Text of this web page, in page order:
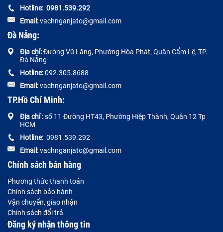
Hotline: 0981.539.292
Email:vachnganjato@gmail.com
Đà Nẵng:
Địa chỉ:Đường Vũ Lăng, Phường Hòa Phát, Quận Cẩm Lệ, TP.
Đà Nẵng
Hotline:092.305.8688
Email:vachnganjato@gmail.com
TP.Hồ Chí Minh:
Địa chỉ :số 11 Đường HT43, Phường Hiệp Thành, Quận 12 Tp
HCM
Hotline: 0981.539.292
Email:vachnganjato@gmail.com
Chính sách bán hàng
Phương thức thanh toán
Chính sách bảo hành
Vận chuyển, giao nhận
Chính sách đổi trả
Đăng ký nhận thông tin